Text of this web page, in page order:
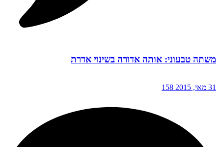
משתה טבעוני: אותה אדורה בשינוי אדרת
31 מאי, 2015 158